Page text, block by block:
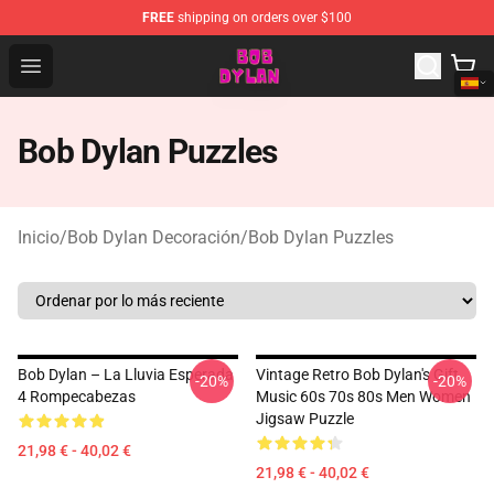
FREE shipping on orders over $100
Open menu
Bob Dylan Store - Official Bob Dylan Merchandise Shop
Bob Dylan Puzzles
Inicio/Bob Dylan Decoración/Bob Dylan Puzzles
Bob Dylan – La Lluvia Esperada
4 Rompecabezas
21,98 € - 40,02 €
-20%
Vintage Retro Bob Dylan's Gift
Music 60s 70s 80s Men Women
Jigsaw Puzzle
21,98 € - 40,02 €
-20%